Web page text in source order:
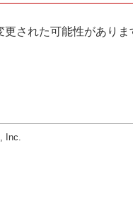
された可能性がありま
Inc.